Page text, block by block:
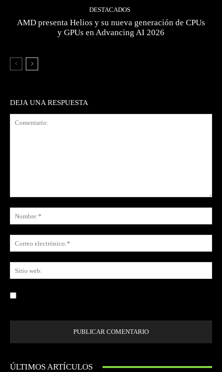
DESTACADOS
AMD presenta Helios y su nueva generación de CPUs
y GPUs en Advancing AI 2026
DEJA UNA RESPUESTA
ÚLTIMOS ARTÍCULOS